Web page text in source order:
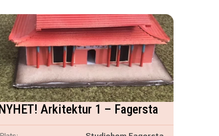
Arkitektur 1 – Fagersta